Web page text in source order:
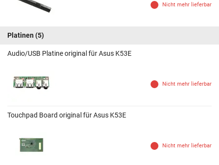
Nicht mehr lieferbar
Platinen (5)
Audio/USB Platine original für Asus K53E
Nicht mehr lieferbar
Touchpad Board original für Asus K53E
Nicht mehr lieferbar